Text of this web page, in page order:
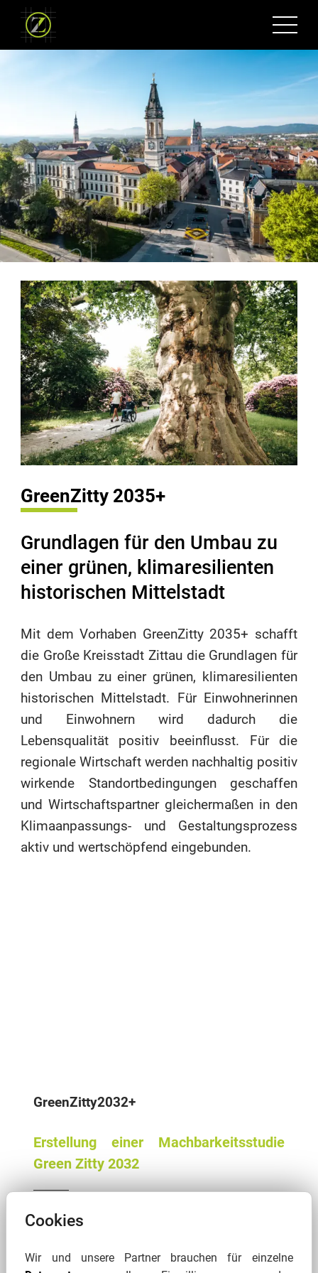
GreenZitty 2035+
Grundlagen für den Umbau zu
einer grünen, klimaresilienten
historischen Mittelstadt
Mit dem Vorhaben GreenZitty 2035+ schafft
die Große Kreisstadt Zittau die Grundlagen für
den Umbau zu einer grünen, klimaresilienten
historischen Mittelstadt. Für Einwohnerinnen
und Einwohnern wird dadurch die
Lebensqualität positiv beeinflusst. Für die
regionale Wirtschaft werden nachhaltig positiv
wirkende Standortbedingungen geschaffen
und Wirtschaftspartner gleichermaßen in den
Klimaanpassungs- und Gestaltungsprozess
aktiv und wertschöpfend eingebunden.
GreenZitty2032+
Erstellung einer Machbarkeitsstudie
Green Zitty 2032
ist ein Baustein des übergeordneten
langfristigen Umbau Zittaus zu einer
Cookies
Wir und unsere Partner brauchen für einzelne